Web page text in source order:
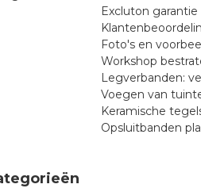
Excluton garantie
Foto's en
Workshop
Legverbanden:
Voegen van
Keramische
Opsluitbanden